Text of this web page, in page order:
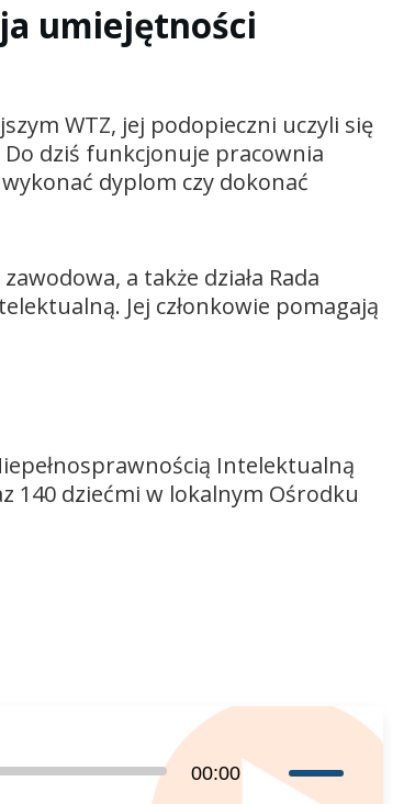
umiejętności
WTZ, jej podopieczni uczyli się
dziś funkcjonuje pracownia
dyplom czy dokonać
a także działa Rada
Jej członkowie pomagają
Intelektualną
140 dziećmi w lokalnym Ośrodku
00:00
strzałek